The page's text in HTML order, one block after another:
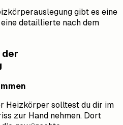
gibt es eine
detaillierte nach dem
der
Heizkörper solltest du dir im
zur Hand nehmen. Dort